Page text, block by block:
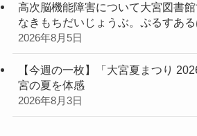
高次脳機能障害について大宮図書
なきもちだいじょうぶ。ぷるすある
2026年8月5日
【今週の一枚】「大宮夏まつり
宮の夏を体感
2026年8月3日